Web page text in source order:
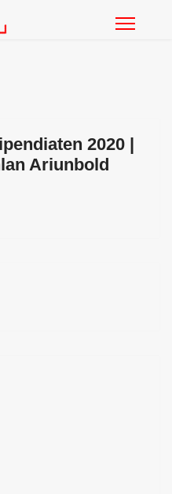
2020 |
Ariunbold